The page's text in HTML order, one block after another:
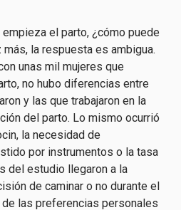
el parto, ¿cómo puede
más, la respuesta es ambigua.
unas mil mujeres que
no hubo diferencias entre
y las que trabajaron en la
del parto. Lo mismo ocurrió
la necesidad de
por instrumentos o la tasa
del estudio llegaron a la
de caminar o no durante el
las preferencias personales